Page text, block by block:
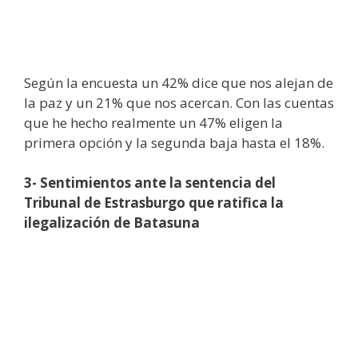
Según la encuesta un 42% dice que nos alejan de
la paz y un 21% que nos acercan. Con las cuentas
que he hecho realmente un 47% eligen la
primera opción y la segunda baja hasta el 18%.
3- Sentimientos ante la sentencia del
Tribunal de Estrasburgo que ratifica la
ilegalización de Batasuna